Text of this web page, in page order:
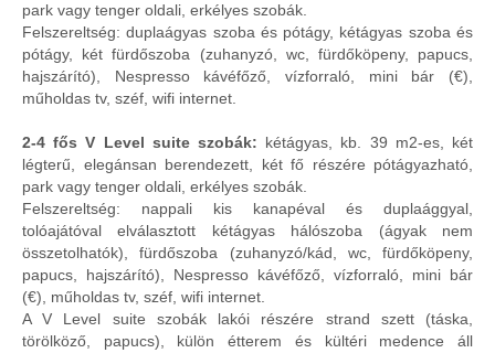
park vagy tenger oldali, erkélyes szobák.
Felszereltség: duplaágyas szoba és pótágy, kétágyas szoba és
pótágy, két fürdőszoba (zuhanyzó, wc, fürdőköpeny, papucs,
hajszárító), Nespresso kávéfőző, vízforraló, mini bár (€),
műholdas tv, széf, wifi internet.
2-4 fős V Level suite szobák: kétágyas, kb. 39 m2-es, két
légterű, elegánsan berendezett, két fő részére pótágyazható,
park vagy tenger oldali, erkélyes szobák.
Felszereltség: nappali kis kanapéval és duplaággyal,
tolóajátóval elválasztott kétágyas hálószoba (ágyak nem
összetolhatók), fürdőszoba (zuhanyzó/kád, wc, fürdőköpeny,
papucs, hajszárító), Nespresso kávéfőző, vízforraló, mini bár
(€), műholdas tv, széf, wifi internet.
A V Level suite szobák lakói részére strand szett (táska,
törölköző, papucs), külön étterem és kültéri medence áll